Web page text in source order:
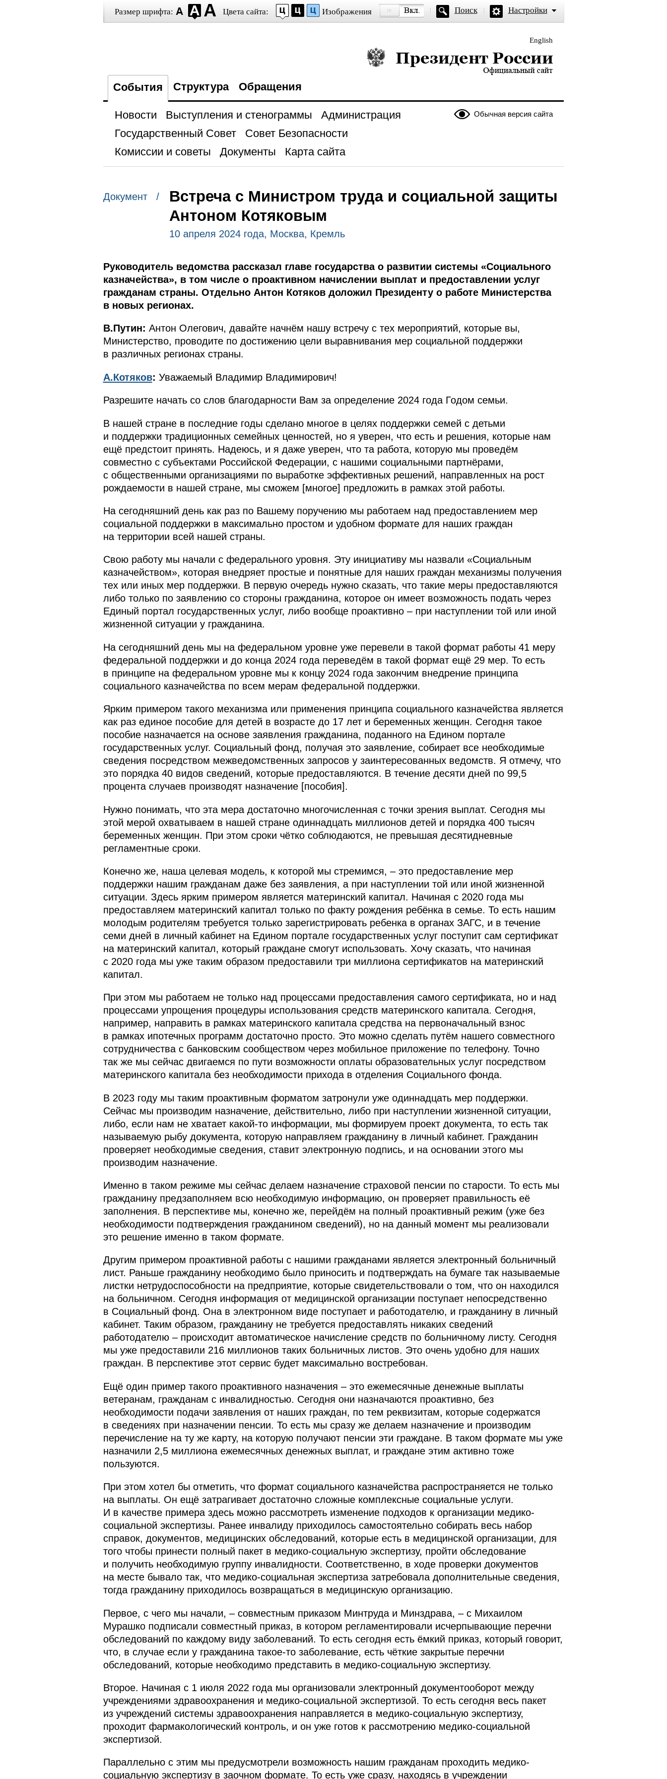
Размер шрифта: Цвета сайта: Изображения Поиск Настройки
English
Президент России — официальный сайт
События Структура Обращения
Обычная версия сайта
Новости Выступления и стенограммы
Администрация
Государственный Совет
Совет Безопасности
Комиссии и советы
Документы Карта сайта
Документ /
Встреча с Министром труда и социальной защиты
Антоном Котяковым
10 апреля 2024 года, Москва, Кремль
Руководитель ведомства рассказал главе государства о развитии системы «Социального
казначейства», в том числе о проактивном начислении выплат и предоставлении услуг
гражданам страны. Отдельно Антон Котяков доложил Президенту о работе Министерства
в новых регионах.
В.Путин: Антон Олегович, давайте начнём нашу встречу с тех мероприятий, которые вы,
Министерство, проводите по достижению цели выравнивания мер социальной поддержки
в различных регионах страны.
А.Котяков: Уважаемый Владимир Владимирович!
Разрешите начать со слов благодарности Вам за определение 2024 года Годом семьи.
В нашей стране в последние годы сделано многое в целях поддержки семей с детьми
и поддержки традиционных семейных ценностей, но я уверен, что есть и решения, которые нам
ещё предстоит принять. Надеюсь, и я даже уверен, что та работа, которую мы проведём
совместно с субъектами Российской Федерации, с нашими социальными партнёрами,
с общественными организациями по выработке эффективных решений, направленных на рост
рождаемости в нашей стране, мы сможем [многое] предложить в рамках этой работы.
На сегодняшний день как раз по Вашему поручению мы работаем над предоставлением мер
социальной поддержки в максимально простом и удобном формате для наших граждан
на территории всей нашей страны.
Свою работу мы начали с федерального уровня. Эту инициативу мы назвали «Социальным
казначейством», которая внедряет простые и понятные для наших граждан механизмы получения
тех или иных мер поддержки. В первую очередь нужно сказать, что такие меры предоставляются
либо только по заявлению со стороны гражданина, которое он имеет возможность подать через
Единый портал государственных услуг, либо вообще проактивно – при наступлении той или иной
жизненной ситуации у гражданина.
На сегодняшний день мы на федеральном уровне уже перевели в такой формат работы 41 меру
федеральной поддержки и до конца 2024 года переведём в такой формат ещё 29 мер. То есть
в принципе на федеральном уровне мы к концу 2024 года закончим внедрение принципа
социального казначейства по всем мерам федеральной поддержки.
Ярким примером такого механизма или применения принципа социального казначейства является
как раз единое пособие для детей в возрасте до 17 лет и беременных женщин. Сегодня такое
пособие назначается на основе заявления гражданина, поданного на Едином портале
государственных услуг. Социальный фонд, получая это заявление, собирает все необходимые
сведения посредством межведомственных запросов у заинтересованных ведомств. Я отмечу, что
это порядка 40 видов сведений, которые предоставляются. В течение десяти дней по 99,5
процента случаев производят назначение [пособия].
Нужно понимать, что эта мера достаточно многочисленная с точки зрения выплат. Сегодня мы
этой мерой охватываем в нашей стране одиннадцать миллионов детей и порядка 400 тысяч
беременных женщин. При этом сроки чётко соблюдаются, не превышая десятидневные
регламентные сроки.
Конечно же, наша целевая модель, к которой мы стремимся, – это предоставление мер
поддержки нашим гражданам даже без заявления, а при наступлении той или иной жизненной
ситуации. Здесь ярким примером является материнский капитал. Начиная с 2020 года мы
предоставляем материнский капитал только по факту рождения ребёнка в семье. То есть нашим
молодым родителям требуется только зарегистрировать ребенка в органах ЗАГС, и в течение
семи дней в личный кабинет на Едином портале государственных услуг поступит сам сертификат
на материнский капитал, который граждане смогут использовать. Хочу сказать, что начиная
с 2020 года мы уже таким образом предоставили три миллиона сертификатов на материнский
капитал.
При этом мы работаем не только над процессами предоставления самого сертификата, но и над
процессами упрощения процедуры использования средств материнского капитала. Сегодня,
например, направить в рамках материнского капитала средства на первоначальный взнос
в рамках ипотечных программ достаточно просто. Это можно сделать путём нашего совместного
сотрудничества с банковским сообществом через мобильное приложение по телефону. Точно
так же мы сейчас двигаемся по пути возможности оплаты образовательных услуг посредством
материнского капитала без необходимости прихода в отделения Социального фонда.
В 2023 году мы таким проактивным форматом затронули уже одиннадцать мер поддержки.
Сейчас мы производим назначение, действительно, либо при наступлении жизненной ситуации,
либо, если нам не хватает какой-то информации, мы формируем проект документа, то есть так
называемую рыбу документа, которую направляем гражданину в личный кабинет. Гражданин
проверяет необходимые сведения, ставит электронную подпись, и на основании этого мы
производим назначение.
Именно в таком режиме мы сейчас делаем назначение страховой пенсии по старости. То есть мы
гражданину предзаполняем всю необходимую информацию, он проверяет правильность её
заполнения. В перспективе мы, конечно же, перейдём на полный проактивный режим (уже без
необходимости подтверждения гражданином сведений), но на данный момент мы реализовали
это решение именно в таком формате.
Другим примером проактивной работы с нашими гражданами является электронный больничный
лист. Раньше гражданину необходимо было приносить и подтверждать на бумаге так называемые
листки нетрудоспособности на предприятие, которые свидетельствовали о том, что он находился
на больничном. Сегодня информация от медицинской организации поступает непосредственно
в Социальный фонд. Она в электронном виде поступает и работодателю, и гражданину в личный
кабинет. Таким образом, гражданину не требуется предоставлять никаких сведений
работодателю – происходит автоматическое начисление средств по больничному листу. Сегодня
мы уже предоставили 216 миллионов таких больничных листов. Это очень удобно для наших
граждан. В перспективе этот сервис будет максимально востребован.
Ещё один пример такого проактивного назначения – это ежемесячные денежные выплаты
ветеранам, гражданам с инвалидностью. Сегодня они назначаются проактивно, без
необходимости подачи заявления от наших граждан, по тем реквизитам, которые содержатся
в сведениях при назначении пенсии. То есть мы сразу же делаем назначение и производим
перечисление на ту же карту, на которую получают пенсии эти граждане. В таком формате мы уже
назначили 2,5 миллиона ежемесячных денежных выплат, и граждане этим активно тоже
пользуются.
При этом хотел бы отметить, что формат социального казначейства распространяется не только
на выплаты. Он ещё затрагивает достаточно сложные комплексные социальные услуги.
И в качестве примера здесь можно рассмотреть изменение подходов к организации медико-
социальной экспертизы. Ранее инвалиду приходилось самостоятельно собирать весь набор
справок, документов, медицинских обследований, которые есть в медицинской организации, для
того чтобы принести полный пакет в медико-социальную экспертизу, пройти обследование
и получить необходимую группу инвалидности. Соответственно, в ходе проверки документов
на месте бывало так, что медико-социальная экспертиза затребовала дополнительные сведения,
тогда гражданину приходилось возвращаться в медицинскую организацию.
Первое, с чего мы начали, – совместным приказом Минтруда и Минздрава, – с Михаилом
Мурашко подписали совместный приказ, в котором регламентировали исчерпывающие перечни
обследований по каждому виду заболеваний. То есть сегодня есть ёмкий приказ, который говорит,
что, в случае если у гражданина такое-то заболевание, есть чёткие закрытые перечни
обследований, которые необходимо представить в медико-социальную экспертизу.
Второе. Начиная с 1 июля 2022 года мы организовали электронный документооборот между
учреждениями здравоохранения и медико-социальной экспертизой. То есть сегодня весь пакет
из учреждений системы здравоохранения направляется в медико-социальную экспертизу,
проходит фармакологический контроль, и он уже готов к рассмотрению медико-социальной
экспертизой.
Параллельно с этим мы предусмотрели возможность нашим гражданам проходить медико-
социальную экспертизу в заочном формате. То есть уже сразу, находясь в учреждении